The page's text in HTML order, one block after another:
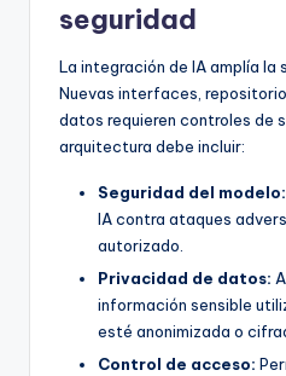
seguridad
La integración de IA amplía la
Nuevas interfaces,
datos requieren controles de
arquitectura debe incluir:
Seguridad del modelo:
IA contra ataques
autorizado.
Privacidad de datos:
información sensible
esté anonimizada o
Control de acceso: